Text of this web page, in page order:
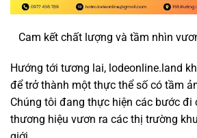
Cam kết chất lượng và tầm nhìn
Hướng tới tương lai, lodeonline.land
để trở thành một thực thể số có tầm
Chúng tôi đang thực hiện các bước đi
thương hiệu vươn ra các thị trường